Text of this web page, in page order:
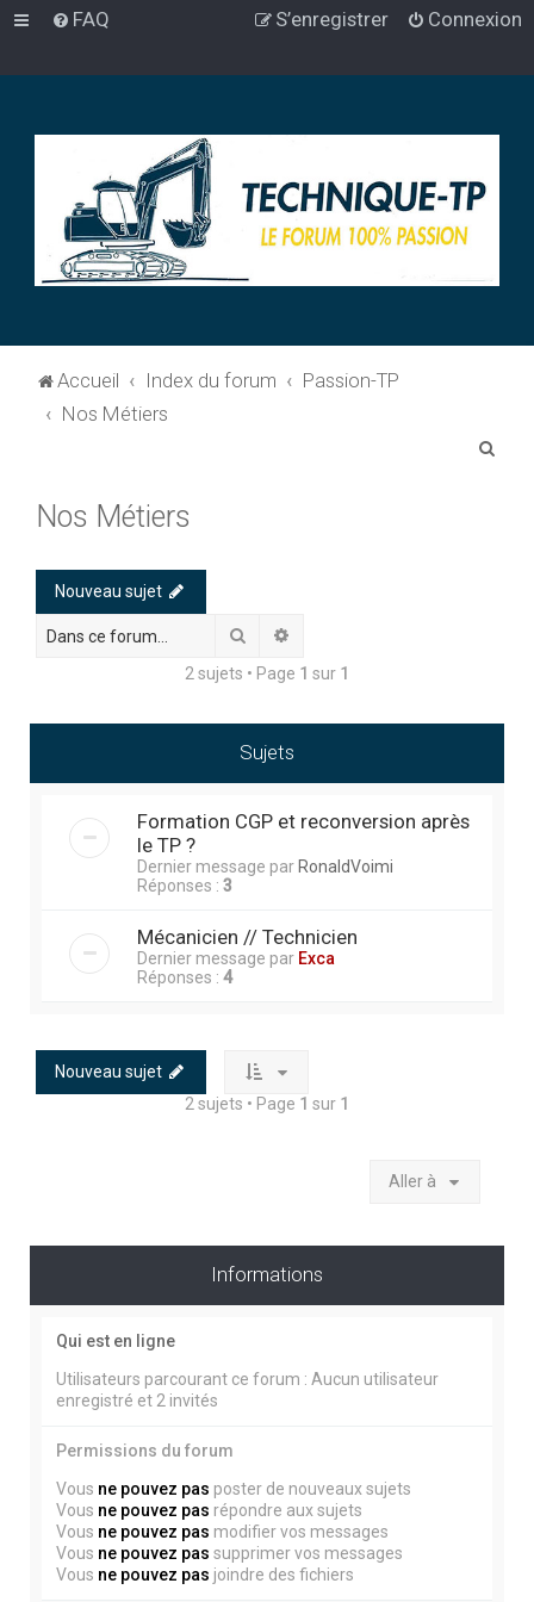
FAQ Connexion
S’enregistrer
Accueil Index du forum
Passion-TP
Nos Métiers
Nos Métiers
Nouveau sujet
Rechercher
2 sujets • Page 1 sur 1
Sujets
Formation CGP et reconversion après
le TP ?
Dernier message par RonaldVoimi
Réponses : 3
Mécanicien // Technicien
Dernier message par Exca
Réponses : 4
Nouveau sujet
2 sujets • Page 1 sur 1
Aller à
Informations
Qui est en ligne
Utilisateurs parcourant ce forum : Aucun utilisateur
enregistré et 2 invités
Permissions du forum
Vous ne pouvez pas poster de nouveaux sujets
Vous ne pouvez pas répondre aux sujets
Vous ne pouvez pas modifier vos messages
Vous ne pouvez pas supprimer vos messages
Vous ne pouvez pas joindre des fichiers